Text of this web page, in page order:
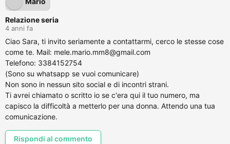
Relazione seria
4 anni fa
Ciao Sara, ti invito seriamente a contattarmi, cerco le stesse cose
come te. Mail: mele.mario.mm8@gmail.com
Telefono: 3384152754
(Sono su whatsapp se vuoi comunicare)
Non sono in nessun sito social e di incontri strani.
Ti avrei chiamato o scritto io se c'era qui il tuo numero, ma
capisco la difficoltà a metterlo per una donna. Attendo una tua
comunicazione.
Rispondi al commento